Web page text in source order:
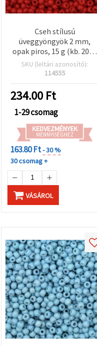
Cseh stílusú
üveggyöngyök 2 mm,
opak piros, 15 g (kb. 2050
db)
SKU (leltári azonosító):
114555
234.00 Ft
1-29 csomag
KEDVEZMÉNYEK
MENNYISÉGHEZ
163.80 Ft- 30 %
30 csomag +
VÁSÁROL